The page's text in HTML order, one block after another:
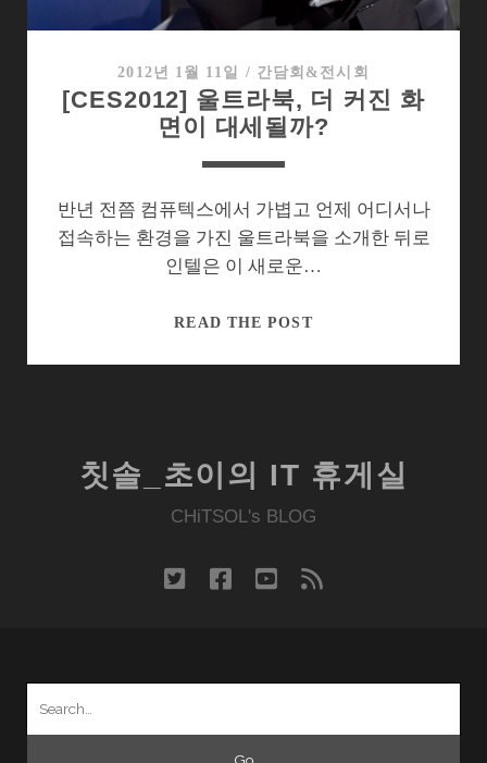
2012년 1월 11일 / 간담회&전시회
[CES2012] 울트라북, 더 커진 화
면이 대세될까?
반년 전쯤 컴퓨텍스에서 가볍고 언제 어디서나
접속하는 환경을 가진 울트라북을 소개한 뒤로
인텔은 이 새로운…
READ THE POST[CES2012]
커
진
이
칫솔_초이의 IT 휴게실
CHiTSOL's BLOG
twitterfacebook
youtube
rss